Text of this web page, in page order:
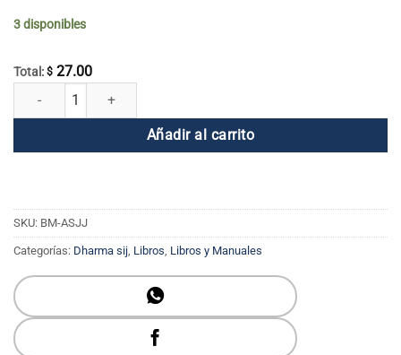
3 disponibles
Total: $ 27.00
Sutras del Despertar del Japji Sahib cantidad
Añadir al carrito
SKU: BM-ASJJ
Categorías: Dharma sij Libros Libros y Manuales